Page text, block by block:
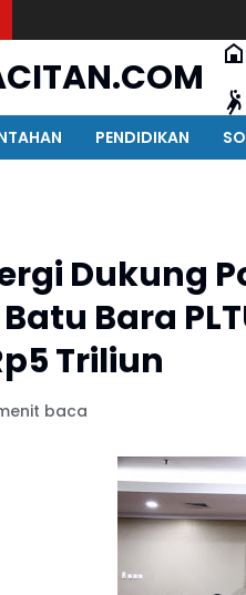
PENDIDIKAN
Dukung
Bara
Triliun
baca